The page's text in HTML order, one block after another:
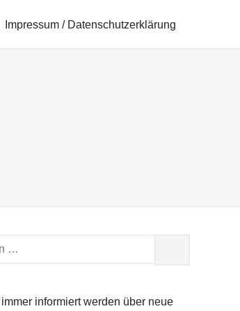
Impressum / Datenschutzerklärung
informiert werden über neue